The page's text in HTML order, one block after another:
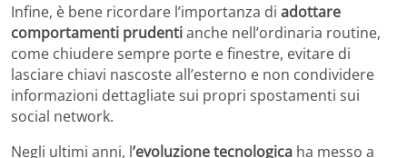
Infine, è bene ricordare l’importanza di adottare
comportamenti prudentianche nell’ordinaria routine,
come chiudere sempre porte e finestre, evitare di
lasciare chiavi nascoste all’esterno e non condividere
informazioni dettagliate sui propri spostamenti sui
social network.
Negli ultimi anni, l’evoluzione tecnologica ha messo a